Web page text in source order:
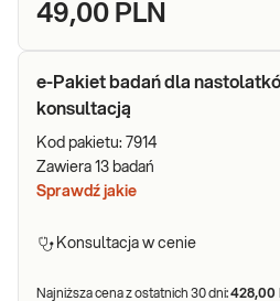
49,00 PLN
e-Pakiet badań dla
konsultacją
Kod pakietu: 7914
Zawiera 13 badań
Sprawdź jakie
Konsultacja w cenie
Najniższa cena z ostatnich 30 dni:428,00